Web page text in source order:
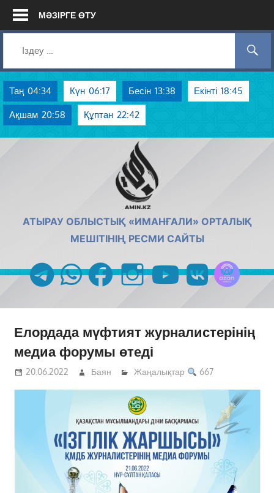
Skip
МӘЗІРГЕ ӨТУ
Таң 04:34 Күн 06:17 Бесін 13:38 Екінті 18:45
Ақшам 20:58 Құптан 22:42
АТЫРАУ ОБЛЫСТЫҚ «ИМАНҒАЛИ» ОРТАЛЫҚ
МЕШІТІНІҢ РЕСМИ САЙТЫ
telegramwhatsappfacebookinstagramyoutubevk
Елордада мүфтият журналистерінің
медиа форумы өтеді
20.06.2022 Баян Жаңалықтар 667